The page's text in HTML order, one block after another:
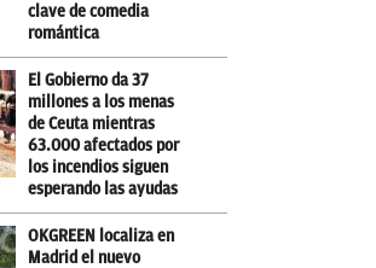
clave de comedia
romántica
El Gobierno da 37
millones a los menas
de Ceuta mientras
63.000 afectados por
los incendios siguen
esperando las ayudas
OKGREEN localiza en
Madrid el nuevo